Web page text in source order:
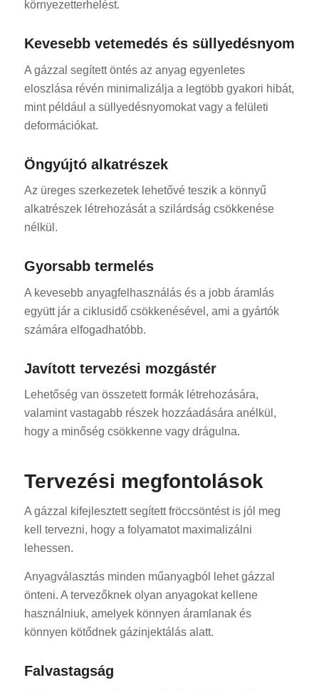
környezetterhelést.
Kevesebb vetemedés és süllyedésnyom
A gázzal segített öntés az anyag egyenletes
eloszlása révén minimalizálja a legtöbb gyakori hibát,
mint például a süllyedésnyomokat vagy a felületi
deformációkat.
Öngyújtó alkatrészek
Az üreges szerkezetek lehetővé teszik a könnyű
alkatrészek létrehozását a szilárdság csökkenése
nélkül.
Gyorsabb termelés
A kevesebb anyagfelhasználás és a jobb áramlás
együtt jár a ciklusidő csökkenésével, ami a gyártók
számára elfogadhatóbb.
Javított tervezési mozgástér
Lehetőség van összetett formák létrehozására,
valamint vastagabb részek hozzáadására anélkül,
hogy a minőség csökkenne vagy drágulna.
Tervezési megfontolások
A gázzal kifejlesztett segített fröccsöntést is jól meg
kell tervezni, hogy a folyamatot maximalizálni
lehessen.
Anyagválasztás minden műanyagból lehet gázzal
önteni. A tervezőknek olyan anyagokat kellene
használniuk, amelyek könnyen áramlanak és
könnyen kötődnek gázinjektálás alatt.
Falvastagság